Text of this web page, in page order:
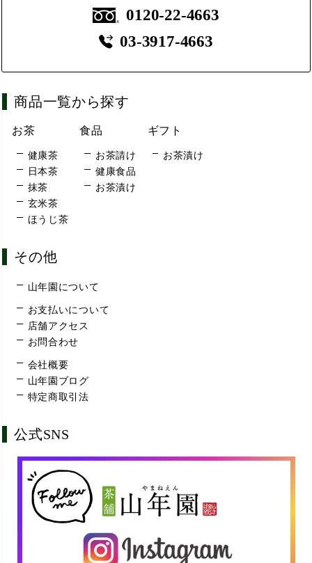
0120-22-4663
03-3917-4663
商品一覧から探す
お茶
健康茶
日本茶
抹茶
玄米茶
ほうじ茶
食品
お茶請け
健康食品
お茶漬け
ギフト
お茶漬け
その他
山年園について
お支払いについて
店舗アクセス
お問合わせ
会社概要
山年園ブログ
特定商取引法
公式SNS